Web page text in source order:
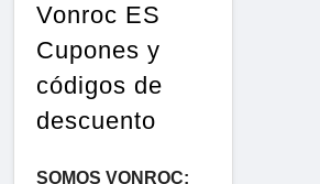
Vonroc ES
Cupones y
códigos de
descuento
SOMOS VONROC: